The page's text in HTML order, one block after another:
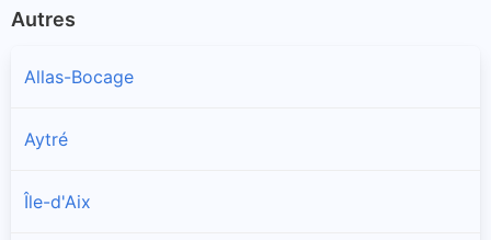
Autres
Allas-Bocage
Aytré
Île-d'Aix